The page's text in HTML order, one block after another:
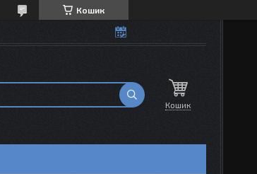
Кошик
Кошик